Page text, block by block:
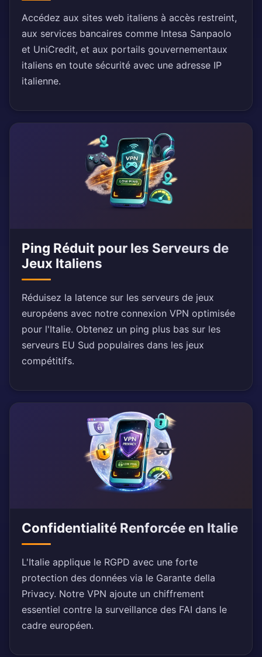
Accédez aux sites web italiens à accès restreint,
aux services bancaires comme Intesa Sanpaolo
et UniCredit, et aux portails gouvernementaux
italiens en toute sécurité avec une adresse IP
italienne.
Ping Réduit pour les Serveurs de
Jeux Italiens
Réduisez la latence sur les serveurs de jeux
européens avec notre connexion VPN optimisée
pour l'Italie. Obtenez un ping plus bas sur les
serveurs EU Sud populaires dans les jeux
compétitifs.
Confidentialité Renforcée en Italie
L'Italie applique le RGPD avec une forte
protection des données via le Garante della
Privacy. Notre VPN ajoute un chiffrement
essentiel contre la surveillance des FAI dans le
cadre européen.